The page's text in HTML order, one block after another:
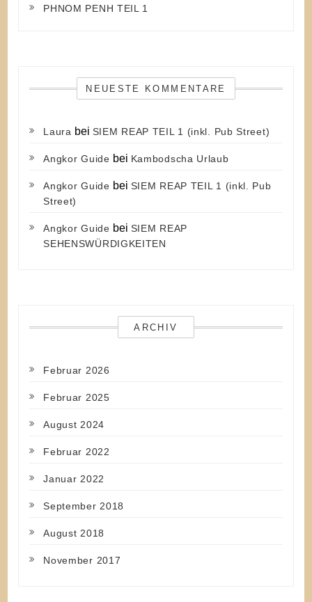
PHNOM PENH TEIL 1
NEUESTE KOMMENTARE
Laura bei SIEM REAP TEIL 1 (inkl. Pub Street)
Angkor Guide bei Kambodscha Urlaub
Angkor Guide bei SIEM REAP TEIL 1 (inkl. Pub
Street)
Angkor Guide bei SIEM REAP
SEHENSWÜRDIGKEITEN
ARCHIV
Februar 2026
Februar 2025
August 2024
Februar 2022
Januar 2022
September 2018
August 2018
November 2017